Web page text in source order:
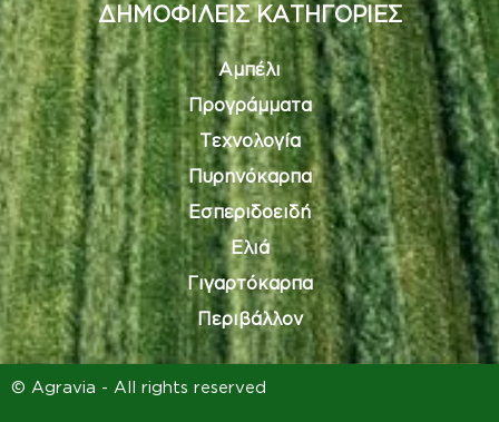
ΔΗΜΟΦΙΛΕΙΣ ΚΑΤΗΓΟΡΙΕΣ
Αμπέλι
Προγράμματα
Τεχνολογία
Πυρηνόκαρπα
Εσπεριδοειδή
Ελιά
Γιγαρτόκαρπα
Περιβάλλον
© Agravia - All rights reserved